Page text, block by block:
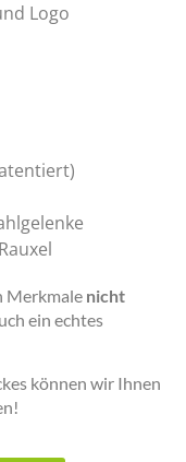
Logo
Merkmale nicht
ein echtes
können wir Ihnen